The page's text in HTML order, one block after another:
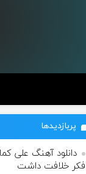
پربازدیدها
دانلود آهنگ علی
فکر خلافت داشت